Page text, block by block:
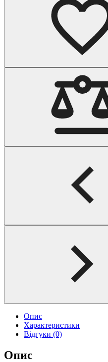
Опис
Характеристики
Відгуки (0)
Опис